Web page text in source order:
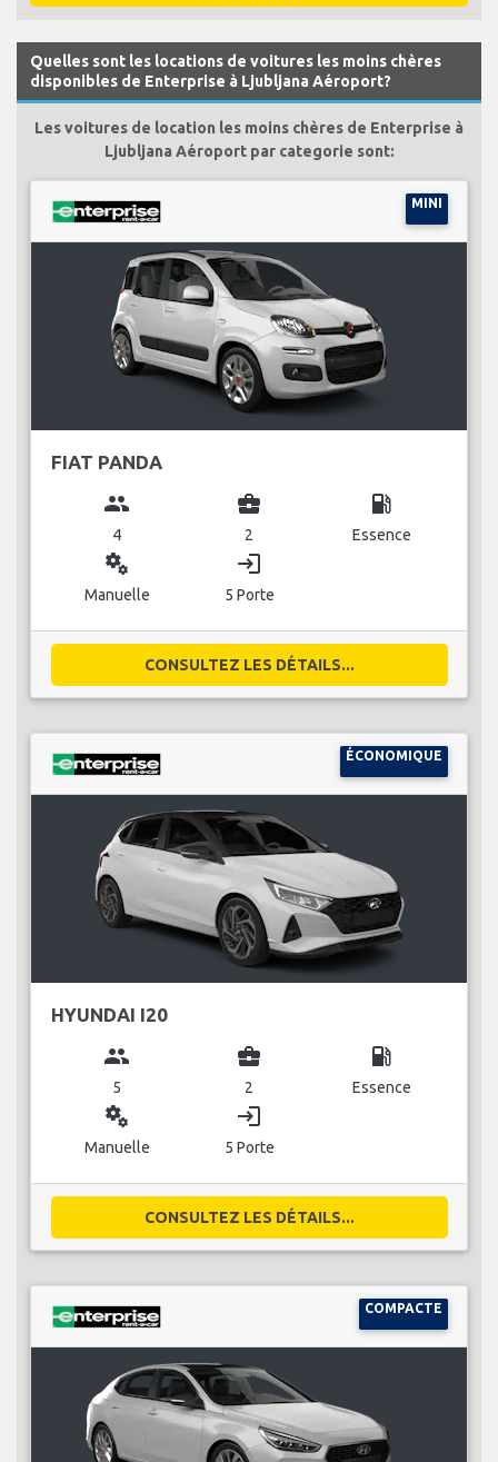
Quelles sont les locations de voitures les moins chères
disponibles de Enterprise à Ljubljana Aéroport?
Les voitures de location les moins chères de Enterprise à
Ljubljana Aéroport par categorie sont:
MINI
FIAT PANDA
group
4
business_center
2
local_gas_station
Essence
miscellaneous_services
Manuelle
login
5 Porte
CONSULTEZ LES DÉTAILS...
ÉCONOMIQUE
HYUNDAI I20
group
5
business_center
2
local_gas_station
Essence
miscellaneous_services
Manuelle
login
5 Porte
CONSULTEZ LES DÉTAILS...
COMPACTE